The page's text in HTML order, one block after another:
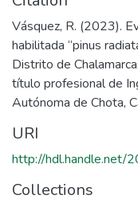
Vásquez, R. (2023).
habilitada “pinus
Distrito de
título profesional de
Autónoma de Chota,
URI
http://hdl.handle.net/
Collections